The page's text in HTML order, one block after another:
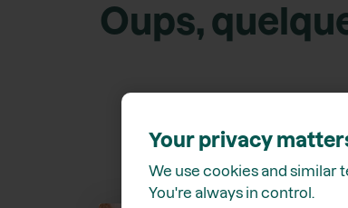
Oups,
Your privacy
We use cookies and similar
You're always in control.